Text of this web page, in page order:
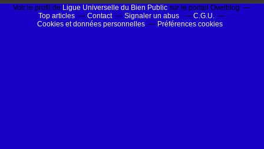
Voir le profil de Ligue Universelle du Bien Public sur le portail Overblog
Top articles
Contact Signaler un abus
C.G.U.
Cookies et données personnelles
Préférences cookies